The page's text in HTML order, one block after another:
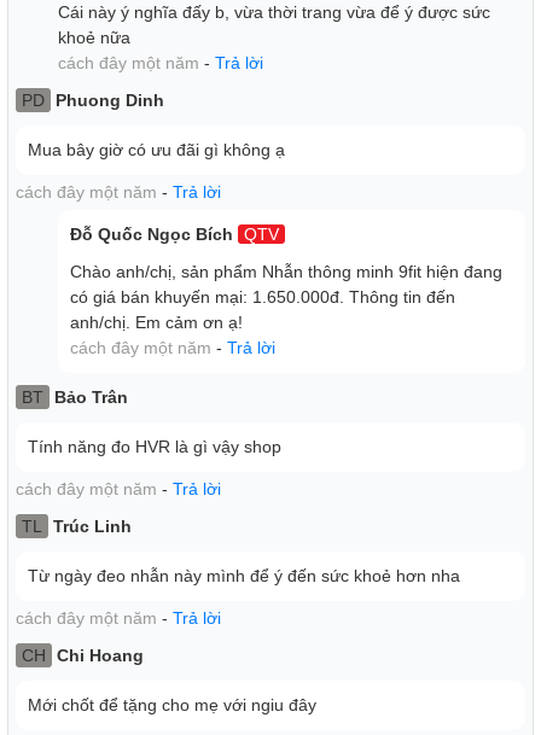
Cái này ý nghĩa đấy b, vừa thời trang vừa để ý được sức
khoẻ nữa
cách đây một năm - Trả lời
PD
Phuong Dinh
Mua bây giờ có ưu đãi gì không ạ
cách đây một năm - Trả lời
Đỗ Quốc Ngọc Bích
QTV
Chào anh/chị, sản phẩm Nhẫn thông minh 9fit hiện đang
có giá bán khuyến mại: 1.650.000đ. Thông tin đến
anh/chị. Em cảm ơn ạ!
cách đây một năm - Trả lời
BT Bảo Trân
Tính năng đo HVR là gì vậy shop
cách đây một năm - Trả lời
TL
Trúc Linh
Từ ngày đeo nhẫn này mình để ý đến sức khoẻ hơn nha
cách đây một năm - Trả lời
CH
Chi Hoang
Mới chốt để tặng cho mẹ với ngiu đây